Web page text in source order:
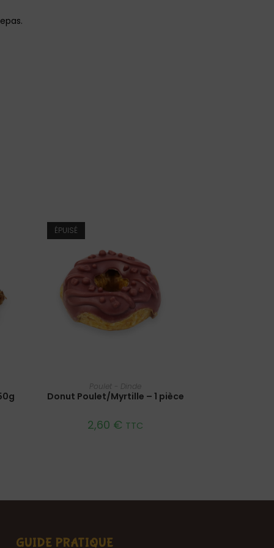
ÉPUISÉ
LIRE LA SUITE
Poulet - Dinde
Donut Poulet/Myrtille – 1 pièce
2,60 € TTC
GUIDE PRATIQUE